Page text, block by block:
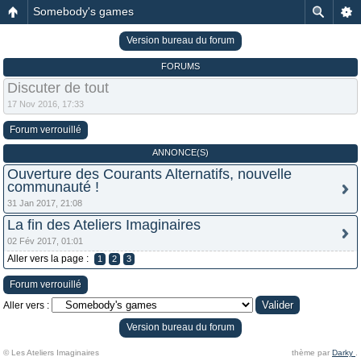
Somebody's games
Version bureau du forum
FORUMS
Discuter de tout
17 Nov 2016, 17:33
Forum verrouillé
ANNONCE(S)
Ouverture des Courants Alternatifs, nouvelle
communauté !
31 Jan 2017, 21:08
La fin des Ateliers Imaginaires
02 Fév 2017, 01:01
Aller vers la page : 1 2 3
Forum verrouillé
Aller vers :
Version bureau du forum
© Les Ateliers Imaginaires thème par Darky